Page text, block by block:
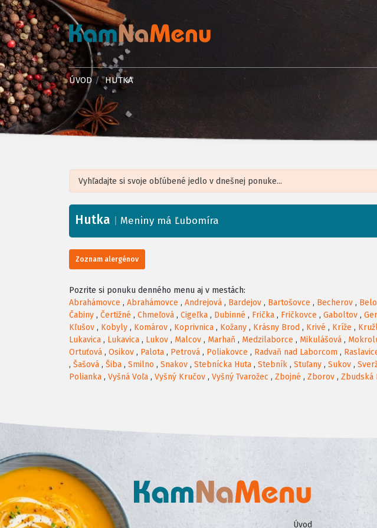
ÚVOD HUTKA
+
−
Hutka Meniny má Ľubomíra
Zoznam alergénov
Pozrite si ponuku denného menu aj v mestách:
Abrahámovce , Abrahámovce , Andrejová , Bardejov , Bartošovce , Becherov ,
Čabiny , Čertižné , Chmeľová , Cigeľka , Dubinné , Frička , Fričkovce , Gaboltov ,
Kľušov , Kobyly , Komárov , Koprivnica , Kožany , Krásny Brod , Krivé , Kríže ,
Lukavica , Lukavica , Lukov , Malcov , Marhaň , Medzilaborce , Mikulášová ,
Ortuťová , Osikov , Palota , Petrová , Poliakovce , Radvaň nad Laborcom ,
, Šašová , Šiba , Smilno , Snakov , Stebnícka Huta , Stebník , Stuľany , Sukov ,
Polianka , Vyšná Voľa , Vyšný Kručov , Vyšný Tvarožec , Zbojné , Zborov , Zbudská
Úvod